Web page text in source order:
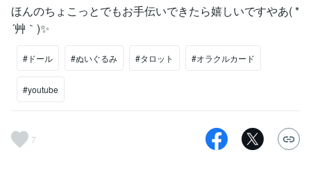
ほんのちょこっとでもお手伝いできたら嬉しいですやあ( *
´艸｀)✨
#ドール #ぬいぐるみ #タロット #オラクルカード
#youtube
7